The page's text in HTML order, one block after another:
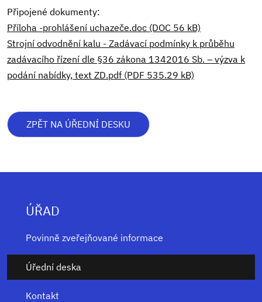
Připojené dokumenty:
Příloha -prohlášení uchazeče.doc (DOC 56 kB)
Strojní odvodnění kalu - Zadávací podmínky k průběhu
zadávacího řízení dle §36 zákona 1342016 Sb. – výzva k
podání nabídky, text ZD.pdf (PDF 535.29 kB)
ZPĚT NA ÚŘEDNÍ DESKU
ÚŘAD
Povinně zveřejňované informace
Úřední deska
Kontakt